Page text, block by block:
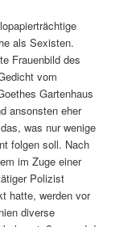
als Sexisten.
Frauenbild des
vom
Gartenhaus
ansonsten eher
was nur wenige
folgen soll. Nach
im Zuge einer
Polizist
hatte, werden vor
diverse